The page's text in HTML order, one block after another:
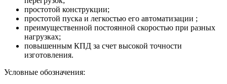
простотой конструкции;
простотой пуска и легкостью его автоматизации ;
преимущественной постоянной скоростью при разных
нагрузках;
повышенным КПД за счет высокой точности
изготовления.
Условные обозначения: